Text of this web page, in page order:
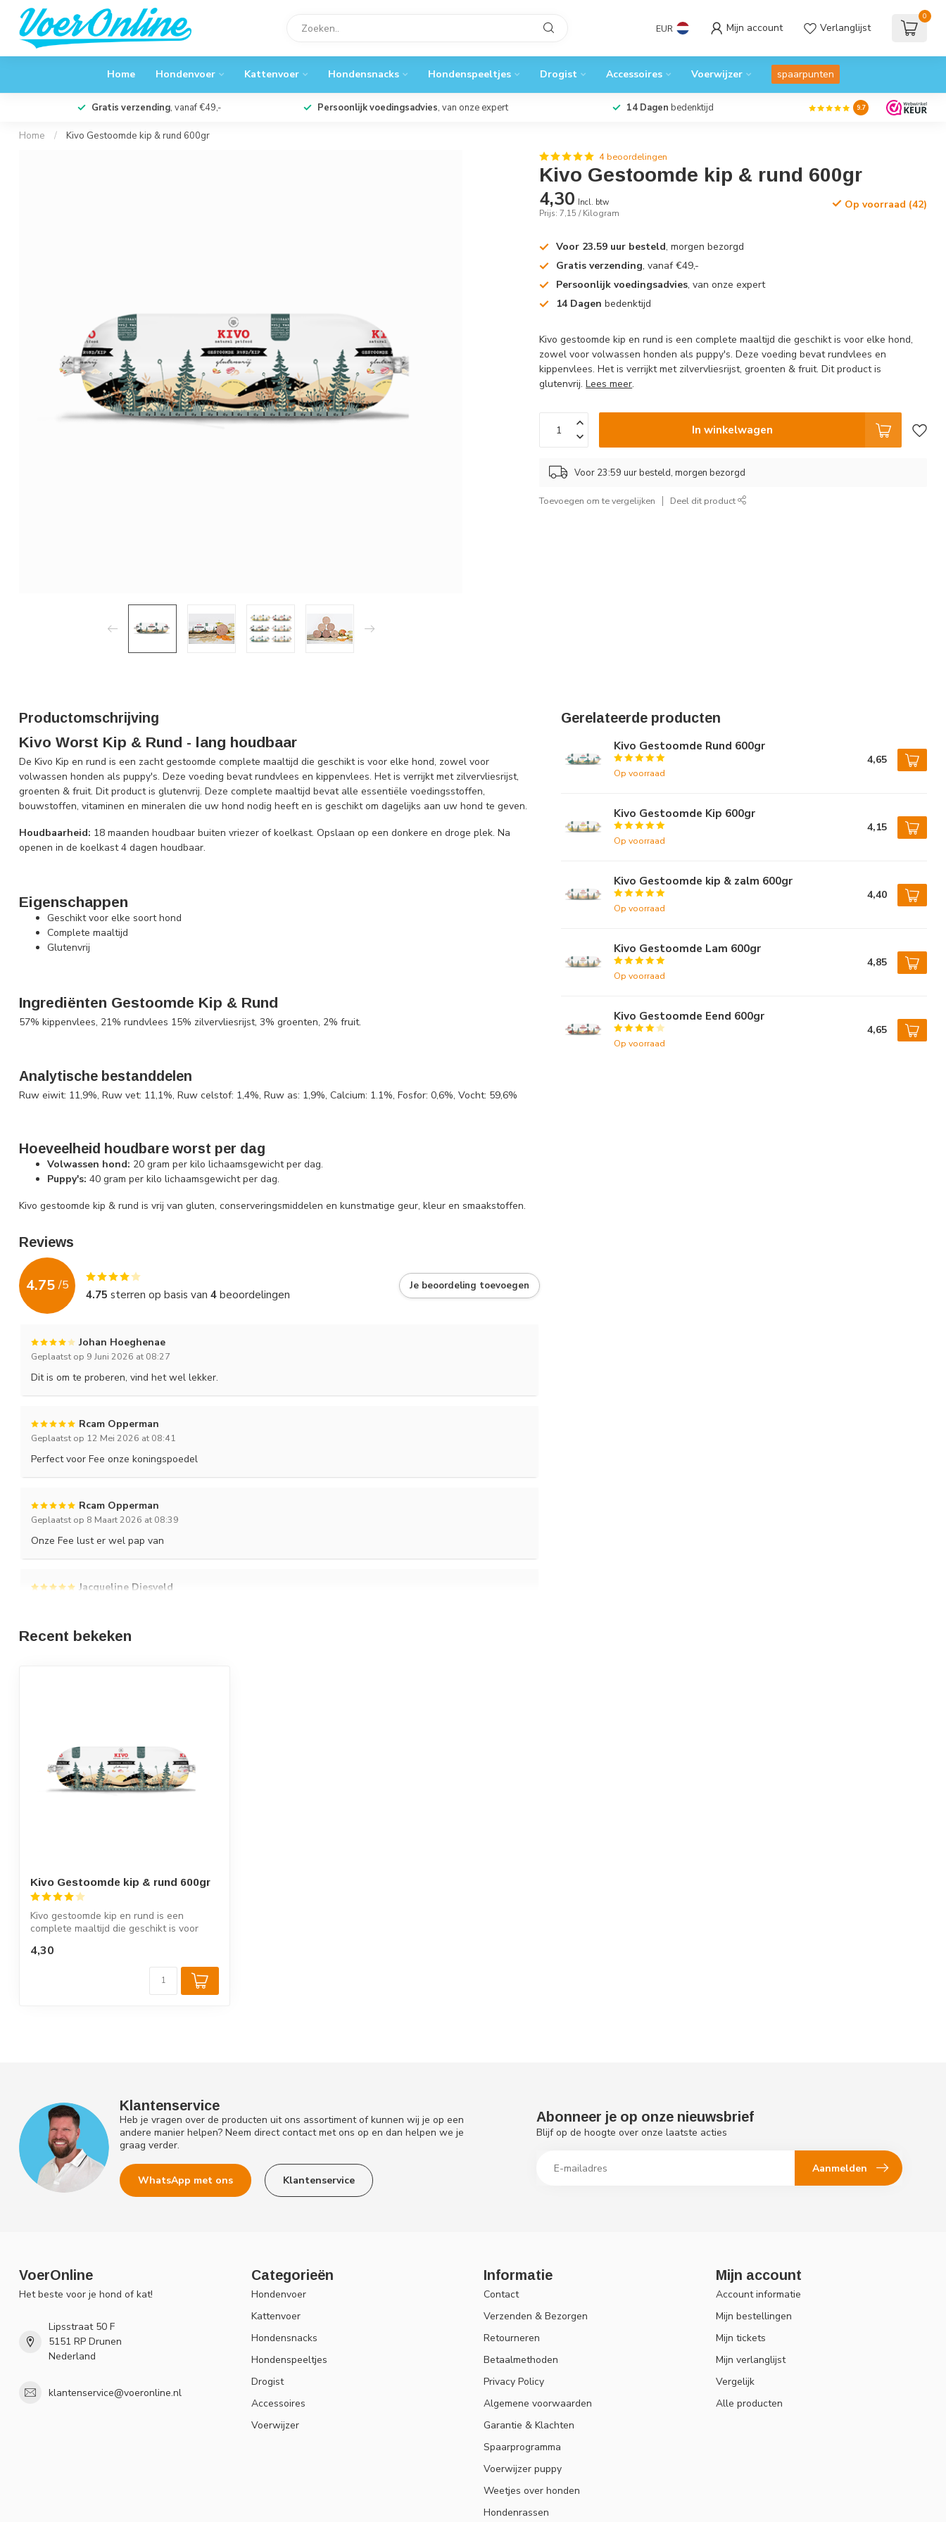
EUR Mijn account Verlanglijst
0
Home Hondenvoer Kattenvoer Hondensnacks Hondenspeeltjes Drogist Accessoires Voerwijzer spaarpunten
Gratis verzending, vanaf €49,- Persoonlijk voedingsadvies, van onze expert 14 Dagen bedenktijd 9.7
Home / Kivo Gestoomde kip & rund 600gr
4 beoordelingen
Kivo Gestoomde kip & rund 600gr
4,30 Incl. btw
Prijs: 7,15 / Kilogram
Op voorraad (42)
Voor 23.59 uur besteld, morgen bezorgd
Gratis verzending, vanaf €49,-
Persoonlijk voedingsadvies, van onze expert
14 Dagen bedenktijd
Kivo gestoomde kip en rund is een complete maaltijd die geschikt is voor elke hond,
zowel voor volwassen honden als puppy's. Deze voeding bevat rundvlees en
kippenvlees. Het is verrijkt met zilvervliesrijst, groenten & fruit. Dit product is
glutenvrij.Lees meer.
In winkelwagen
Voor 23:59 uur besteld, morgen bezorgd
Toevoegen om te vergelijken Deel dit product
Productomschrijving
Kivo Worst Kip & Rund - lang houdbaar
De Kivo Kip en rund is een zacht gestoomde complete maaltijd die geschikt is voor elke hond, zowel voor
volwassen honden als puppy's. Deze voeding bevat rundvlees en kippenvlees. Het is verrijkt met zilvervliesrijst,
groenten & fruit. Dit product is glutenvrij. Deze complete maaltijd bevat alle essentiële voedingsstoffen,
bouwstoffen, vitaminen en mineralen die uw hond nodig heeft en is geschikt om dagelijks aan uw hond te geven.
Houdbaarheid: 18 maanden houdbaar buiten vriezer of koelkast. Opslaan op een donkere en droge plek. Na
openen in de koelkast 4 dagen houdbaar.
Eigenschappen
Geschikt voor elke soort hond
Complete maaltijd
Glutenvrij
Ingrediënten Gestoomde Kip & Rund
57% kippenvlees, 21% rundvlees 15% zilvervliesrijst, 3% groenten, 2% fruit.
Analytische bestanddelen
Ruw eiwit: 11,9%, Ruw vet: 11,1%, Ruw celstof: 1,4%, Ruw as: 1,9%, Calcium: 1.1%, Fosfor: 0,6%, Vocht: 59,6%
Hoeveelheid houdbare worst per dag
Volwassen hond: 20 gram per kilo lichaamsgewicht per dag.
Puppy's: 40 gram per kilo lichaamsgewicht per dag.
Kivo gestoomde kip & rund is vrij van gluten, conserveringsmiddelen en kunstmatige geur, kleur en smaakstoffen.
Reviews
4.75 /5
4.75 sterren op basis van 4beoordelingen
Je beoordeling toevoegen
Johan Hoeghenae
Geplaatst op 9 Juni 2026 at 08:27
Dit is om te proberen, vind het wel lekker.
Rcam Opperman
Geplaatst op 12 Mei 2026 at 08:41
Perfect voor Fee onze koningspoedel
Rcam Opperman
Geplaatst op 8 Maart 2026 at 08:39
Onze Fee lust er wel pap van
Jacqueline Diesveld
Gerelateerde producten
Kivo Gestoomde Rund 600gr
Op voorraad
4,65
Kivo Gestoomde Kip 600gr
Op voorraad
4,15
Kivo Gestoomde kip & zalm 600gr
Op voorraad
4,40
Kivo Gestoomde Lam 600gr
Op voorraad
4,85
Kivo Gestoomde Eend 600gr
Op voorraad
4,65
Recent bekeken
Kivo Gestoomde kip & rund 600gr
Kivo gestoomde kip en rund is een
complete maaltijd die geschikt is voor
4,30
Klantenservice
Heb je vragen over de producten uit ons assortiment of kunnen wij je op een
andere manier helpen? Neem direct contact met ons op en dan helpen we je
graag verder.
WhatsApp met ons Klantenservice
Abonneer je op onze nieuwsbrief
Blijf op de hoogte over onze laatste acties
Aanmelden
VoerOnline
Het beste voor je hond of kat!
Lipsstraat 50 F
5151 RP Drunen
Nederland
klantenservice@voeronline.nl
Categorieën
Hondenvoer
Kattenvoer
Hondensnacks
Hondenspeeltjes
Drogist
Accessoires
Voerwijzer
Informatie
Contact
Verzenden & Bezorgen
Retourneren
Betaalmethoden
Privacy Policy
Algemene voorwaarden
Garantie & Klachten
Spaarprogramma
Voerwijzer puppy
Weetjes over honden
Hondenrassen
Mijn account
Account informatie
Mijn bestellingen
Mijn tickets
Mijn verlanglijst
Vergelijk
Alle producten